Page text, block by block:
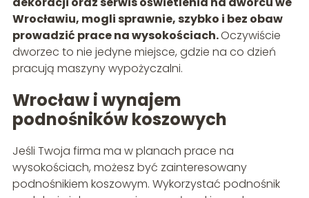
Wrocławiu, mogli sprawnie, szybko i bez obaw
prowadzić prace na wysokościach.Oczywiście
dworzec to nie jedyne miejsce, gdzie na co dzień
pracują maszyny wypożyczalni.
Wrocław i wynajem
podnośników koszowych
Jeśli Twoja firma ma w planach prace na
wysokościach, możesz być zainteresowany
podnośnikiem koszowym. Wykorzystać podnośnik